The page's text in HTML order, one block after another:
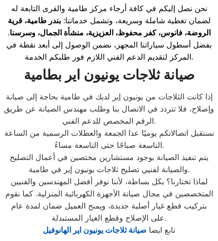
نحن نصل إليكم في كافة أرجاء مركز طامية والقرى التابعة له
لضمان تغطية شاملة وسريعة، وتشمل خدماتنا:بندر طامية، قرية
الروضة، فانوس، كفر محفوظ، العزيزية، منشأة الجمال، وسرسنا.
بفضل أسطول سياراتنا المجهز، نضمن الوصول إلى أبعد نقطة في
المركز لتقديم الدعم الفني اللازم فور طلبكم الخدمة.
صيانة ثلاجات يونيون اير بطامية
إذا كانت الثلاجات من يونيون إير لديك في طامية بحاجة إلى صيانة
وإصلاح، فلا تتردد في الاتصال بنا وطلب مهندس الصيانة عن طريق
الرقم المخصص للدعم الفني.
نستقبل اتصالاتكم يوميًا عدا الجمعة والعطلات الرسمية من الساعة
التاسعة صباحًا حتى التاسعة مساءً.
يتم تنفيذ الصيانة بوجود مستشارين مختصين في أعمال التصليح
والصيانة لفنيي تصليح ثلاجات يونيون إير في طامية.
لماذا تختارنا؟ بكل بساطة، لأننا نوفر أفضل المهندسين والفنيين
المتخصصين في مجال صيانة الأجهزة الكهربائية المنزلية. كما نقوم
بتركيب قطع غيار أصلية جديدة، ويمنح العميل ضمان لمدة عام
على الإصلاح وقطع الغيار المستبدلة.
تابع ايضا صيانة ثلاجات يونيون اير الهانوفيل